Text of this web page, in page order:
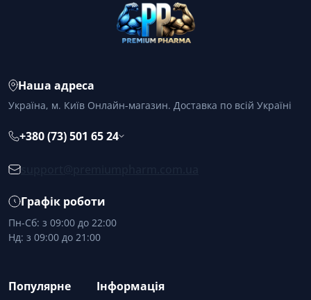
Наша адреса
Україна, м. Київ Онлайн-магазин. Доставка по всій Україні
+380 (73) 501 65 24
Графік роботи
Пн-Сб: з 09:00 до 22:00
Нд: з 09:00 до 21:00
Популярне Інформація